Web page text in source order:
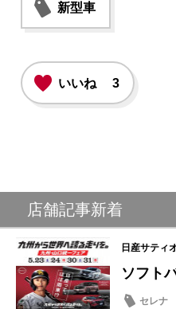
新型車
いいね 3
店舗記事新着
日産サティ
ソフト
セレナ